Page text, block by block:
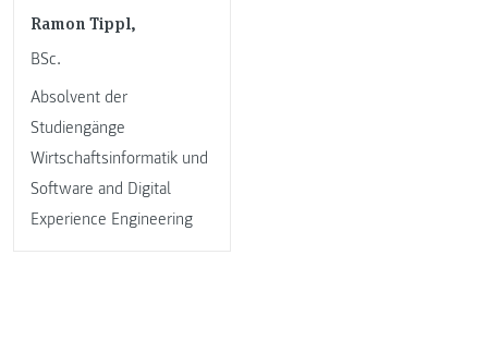
Ramon Tippl,
BSc.
Absolvent der
Studiengänge
Wirtschaftsinformatik und
Software and Digital
Experience Engineering